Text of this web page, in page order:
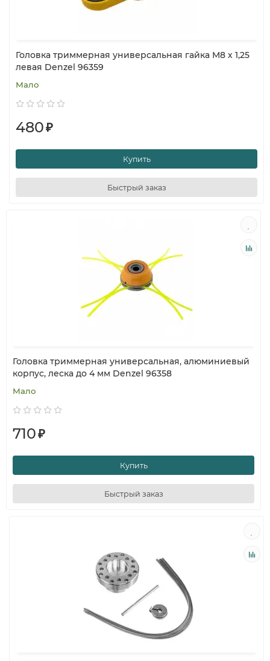
Головка триммерная универсальная гайка М8 х 1,25
левая Denzel 96359
Мало
480₽
Купить
Быстрый заказ
Головка триммерная универсальная, алюминиевый
корпус, леска до 4 мм Denzel 96358
Мало
710₽
Купить
Быстрый заказ